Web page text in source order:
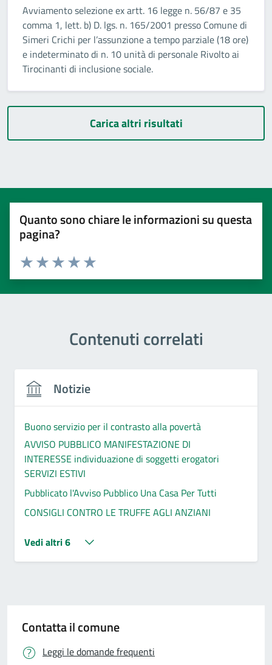
Avviamento selezione ex artt. 16 legge n. 56/87 e 35
comma 1, lett. b) D. lgs. n. 165/2001 presso Comune di
Simeri Crichi per l’assunzione a tempo parziale (18 ore)
e indeterminato di n. 10 unità di personale Rivolto ai
Tirocinanti di inclusione sociale.
Carica altri risultati
Quanto sono chiare le informazioni su questa
pagina?
Valuta 5 stelle su 5
Valuta 4 stelle su 5
Valuta 3 stelle su 5
Valuta 2 stelle su 5
Valuta 1 stelle su 5
Contenuti correlati
Notizie
Buono servizio per il contrasto alla povertà
AVVISO PUBBLICO MANIFESTAZIONE DI
INTERESSE individuazione di soggetti erogatori
SERVIZI ESTIVI
Pubblicato l'Avviso Pubblico Una Casa Per Tutti
CONSIGLI CONTRO LE TRUFFE AGLI ANZIANI
Vedi altri 6
Contatta il comune
Leggi le domande frequenti